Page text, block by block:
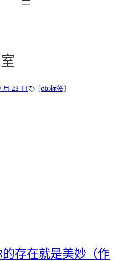
月 23 日 [db:标签]
的存在就是美妙（作